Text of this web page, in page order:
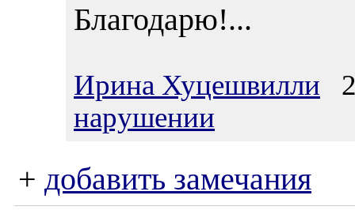
Благодарю!...
Ирина Хуцешвилли
нарушении
+ добавить замечания